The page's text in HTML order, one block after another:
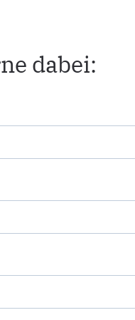
dabei: